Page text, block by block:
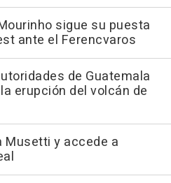
sigue su puesta
ante el Ferencvaros
de Guatemala
erupción del volcán de
Musetti y accede a